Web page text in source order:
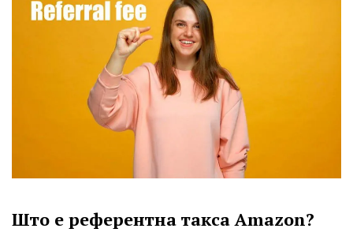
Што е референтна такса Amazon?